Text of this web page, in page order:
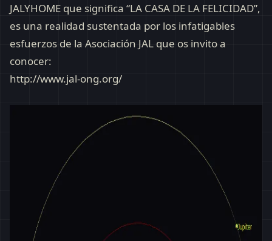
JALYHOME que significa “LA CASA DE LA FELICIDAD”,
es una realidad sustentada por los infatigables
esfuerzos de la Asociación JAL que os invito a
conocer:
http://www.jal-ong.org/